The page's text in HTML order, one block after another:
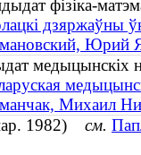
фізіка-
дзяржаўны
Юрий
медыцынскіх
Михаил
1982) см.